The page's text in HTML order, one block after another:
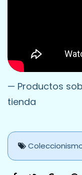
— Productos
tienda